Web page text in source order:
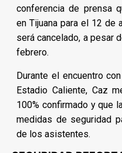
conferencia de prensa
en Tijuana para el 12 de
será cancelado, a pesar
febrero.
Durante el encuentro
Estadio Caliente, Caz
100% confirmado y que
medidas de seguridad
de los asistentes.